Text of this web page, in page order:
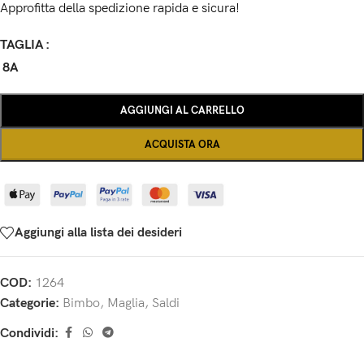
Approfitta della spedizione rapida e sicura!
TAGLIA
8A
AGGIUNGI AL CARRELLO
ACQUISTA ORA
Aggiungi alla lista dei desideri
COD: 1264
Categorie: Bimbo, Maglia, Saldi
Condividi: